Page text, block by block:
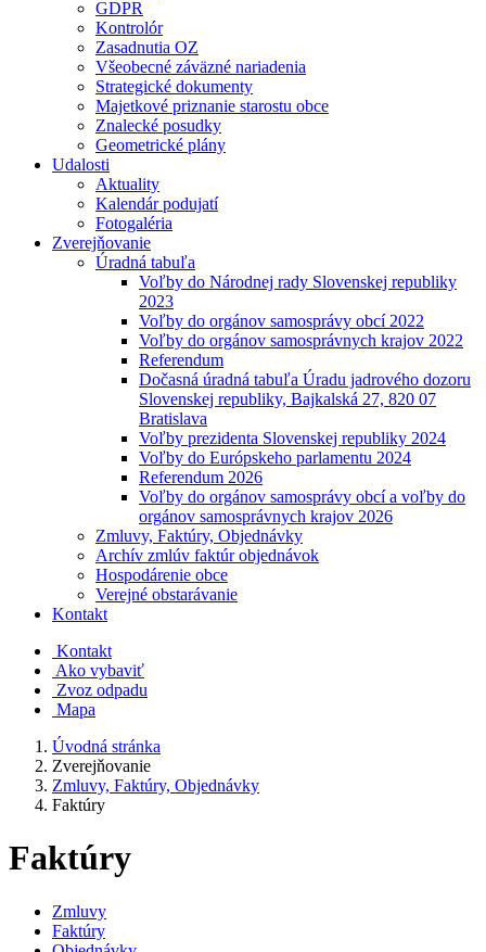
GDPR
Kontrolór
Zasadnutia OZ
Všeobecné záväzné nariadenia
Strategické dokumenty
Majetkové priznanie starostu obce
Znalecké posudky
Geometrické plány
Udalosti
Aktuality
Kalendár podujatí
Fotogaléria
Zverejňovanie
Úradná tabuľa
Voľby do Národnej rady Slovenskej republiky
2023
Voľby do orgánov samosprávy obcí 2022
Voľby do orgánov samosprávnych krajov 2022
Referendum
Dočasná úradná tabuľa Úradu jadrového dozoru
Slovenskej republiky, Bajkalská 27, 820 07
Bratislava
Voľby prezidenta Slovenskej republiky 2024
Voľby do Európskeho parlamentu 2024
Referendum 2026
Voľby do orgánov samosprávy obcí a voľby do
orgánov samosprávnych krajov 2026
Zmluvy, Faktúry, Objednávky
Archív zmlúv faktúr objednávok
Hospodárenie obce
Verejné obstarávanie
Kontakt
Kontakt
Ako vybaviť
Zvoz odpadu
Mapa
Úvodná stránka
Zverejňovanie
Zmluvy, Faktúry, Objednávky
Faktúry
Faktúry
Zmluvy
Faktúry